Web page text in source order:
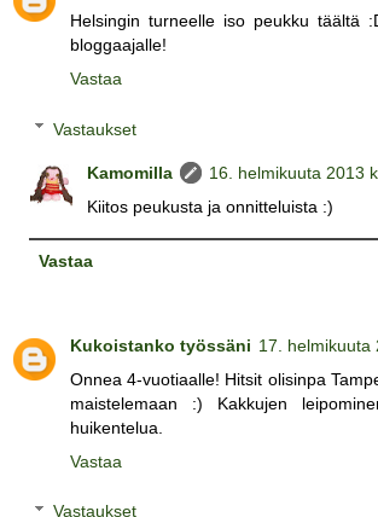
Helsingin turneelle iso peukku täältä
bloggaajalle!
Vastaa
Vastaukset
Kamomilla
16. helmikuuta 2013
Kiitos peukusta ja onnitteluista :)
Vastaa
Kukoistanko työssäni 17. helmikuuta
Onnea 4-vuotiaalle! Hitsit olisinpa
maistelemaan :) Kakkujen
huikentelua.
Vastaa
Vastaukset